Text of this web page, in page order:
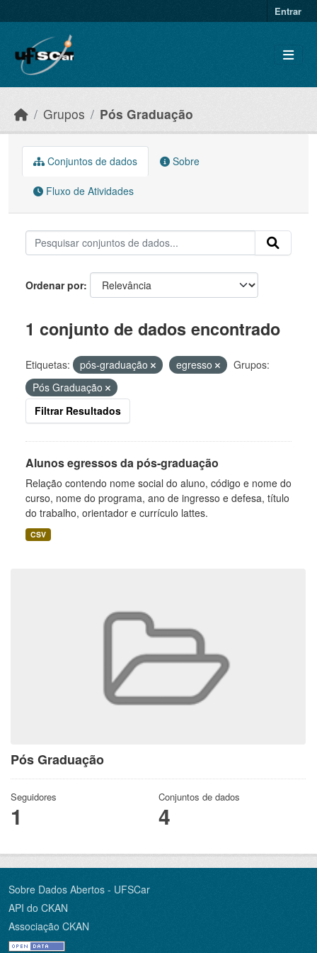
Entrar
Grupos Pós Graduação
Pós Graduação
Seguidores
1
Conjuntos de dados
4
Conjuntos de dados Sobre
Fluxo de Atividades
Ordenar por
1 conjunto de dados encontrado
Etiquetas: pós-graduação egresso
Grupos:
Pós Graduação
Filtrar Resultados
Alunos egressos da pós-graduação
Relação contendo nome social do aluno, código e nome do
curso, nome do programa, ano de ingresso e defesa, título
do trabalho, orientador e currículo lattes.
CSV
Sobre Dados Abertos - UFSCar
API do CKAN
Associação CKAN